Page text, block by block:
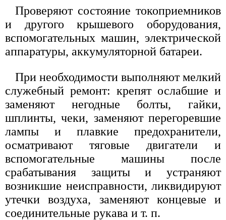
Проверяют состояние токоприемников
и другого крышевого оборудования,
вспомогательных машин, электрической
аппаратуры, аккумуляторной батареи.
При необходимости выполняют мелкий
служебный ремонт: крепят ослабшие и
заменяют негодные болты, гайки,
шплинты, чеки, заменяют перегоревшие
лампы и плавкие предохранители,
осматривают тяговые двигатели и
вспомогательные машины после
срабатывания защиты и устраняют
возникшие неисправности, ликвидируют
утечки воздуха, заменяют концевые и
соединительные рукава и т. п.